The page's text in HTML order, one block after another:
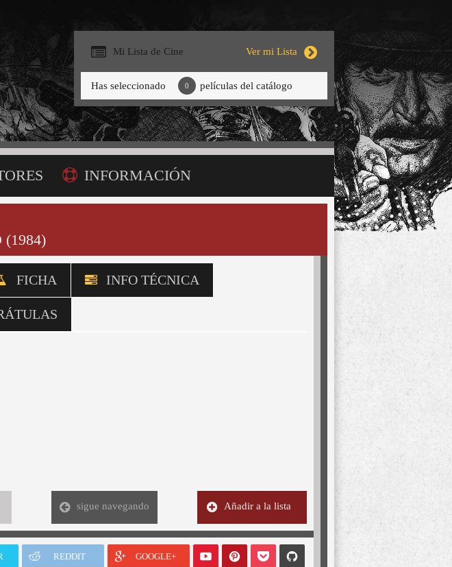
Mi Lista de Cine Ver mi Lista
Has seleccionado 0 películas del catálogo
INFORMACIÓN
FICHA INFO TÉCNICA
sigue navegando Añadir a la lista
REDDIT GOOGLE+